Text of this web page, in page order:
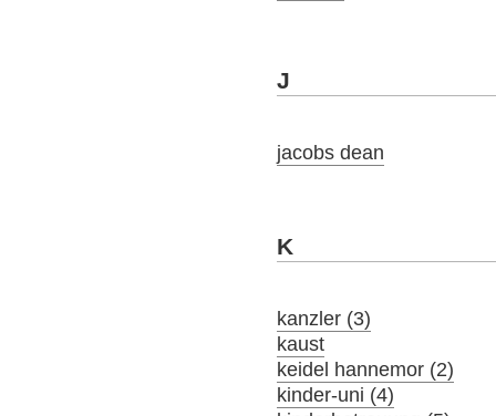
J
jacobs dean
K
kanzler (3)
kaust
keidel hannemor (2)
kinder-uni (4)